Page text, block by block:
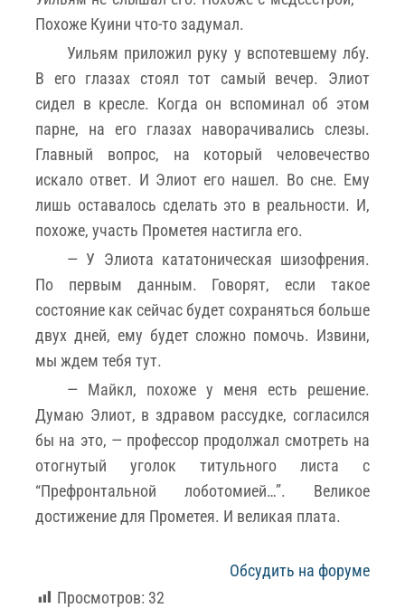
Похоже Куини что-то задумал.
Уильям приложил руку у вспотевшему лбу.
В его глазах стоял тот самый вечер. Элиот
сидел в кресле. Когда он вспоминал об этом
парне, на его глазах наворачивались слезы.
Главный вопрос, на который человечество
искало ответ. И Элиот его нашел. Во сне. Ему
лишь оставалось сделать это в реальности. И,
похоже, участь Прометея настигла его.
— У Элиота кататоническая шизофрения.
По первым данным. Говорят, если такое
состояние как сейчас будет сохраняться больше
двух дней, ему будет сложно помочь. Извини,
мы ждем тебя тут.
— Майкл, похоже у меня есть решение.
Думаю Элиот, в здравом рассудке, согласился
бы на это, — профессор продолжал смотреть на
отогнутый уголок титульного листа с
“Префронтальной лоботомией…”. Великое
достижение для Прометея. И великая плата.
Обсудить на форуме
Просмотров: 32